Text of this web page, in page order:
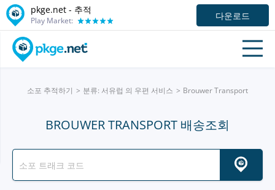
pkge.net - 추적
Play Market: 다운로드
소포 추적하기 분류: 서유럽 의 우편 서비스 Brouwer Transport
BROUWER TRANSPORT 배송조회